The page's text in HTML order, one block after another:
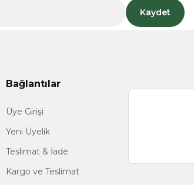
Kaydet
Bağlantılar
Üye Girişi
Yeni Üyelik
Teslimat & İade
Kargo ve Teslimat